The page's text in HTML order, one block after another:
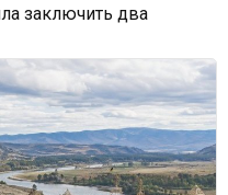
заключить два